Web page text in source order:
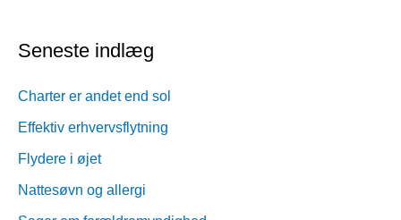
Seneste indlæg
Charter er andet end sol
Effektiv erhvervsflytning
Flydere i øjet
Nattesøvn og allergi